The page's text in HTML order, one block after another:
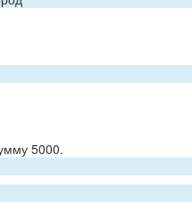
5000.